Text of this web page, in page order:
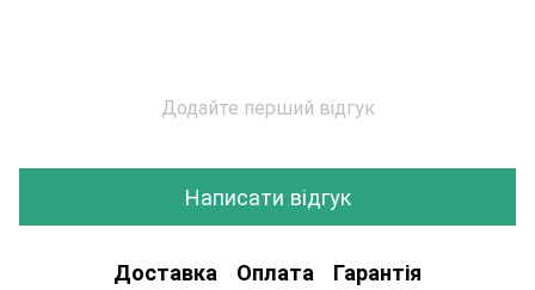
Додайте перший відгук
Написати відгук
Доставка Оплата Гарантія